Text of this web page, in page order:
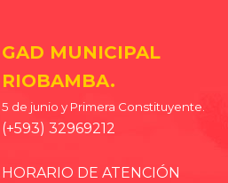
GAD MUNICIPAL
RIOBAMBA.
5 de junio y Primera Constituyente.
(+593) 32969212
HORARIO DE ATENCIÓN